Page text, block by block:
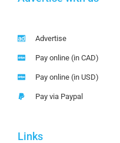
Advertise
Pay online (in CAD)
Pay online (in USD)
Pay via Paypal
Links